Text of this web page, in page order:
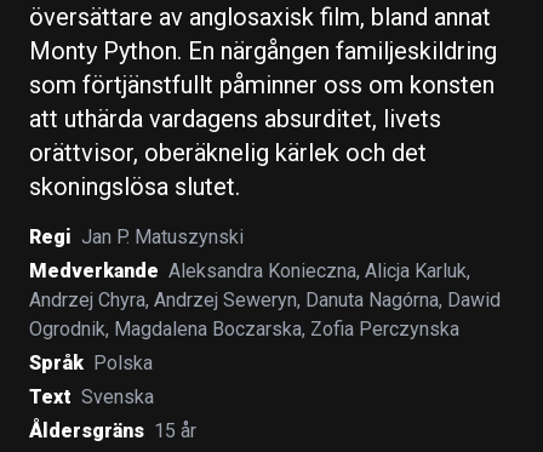
översättare av anglosaxisk film, bland annat
Monty Python. En närgången familjeskildring
som förtjänstfullt påminner oss om konsten
att uthärda vardagens absurditet, livets
orättvisor, oberäknelig kärlek och det
skoningslösa slutet.
Regi Jan P. Matuszynski
Medverkande Aleksandra Konieczna, Alicja Karluk,
Andrzej Chyra, Andrzej Seweryn, Danuta Nagórna, Dawid
Ogrodnik, Magdalena Boczarska, Zofia Perczynska
Språk Polska
Text Svenska
Åldersgräns 15 år